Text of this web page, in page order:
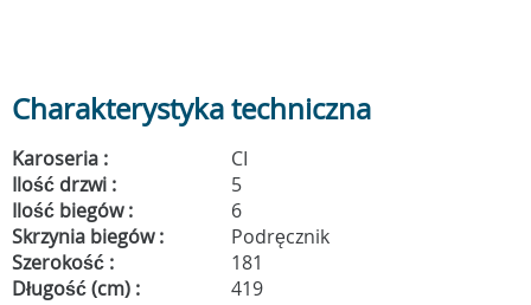
Charakterystyka techniczna
Karoseria :
CI
Ilość drzwi :
5
Ilość biegów :
6
Skrzynia biegów :
Podręcznik
Szerokość :
181
Długość (cm) :
419